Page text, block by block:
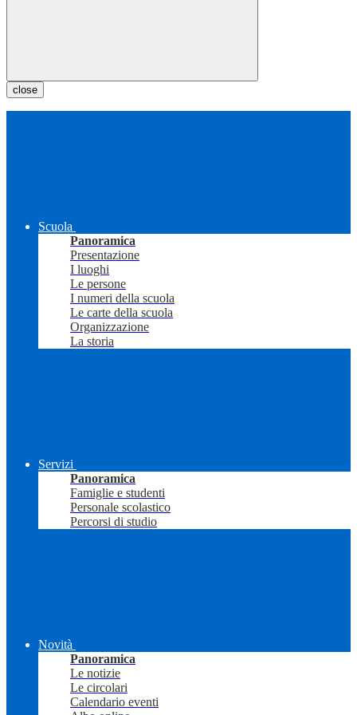
close
Scuola
Panoramica
Presentazione
I luoghi
Le persone
I numeri della scuola
Le carte della scuola
Organizzazione
La storia
Servizi
Panoramica
Famiglie e studenti
Personale scolastico
Percorsi di studio
Novità
Panoramica
Le notizie
Le circolari
Calendario eventi